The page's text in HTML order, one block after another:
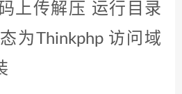
上传解压 运行目录
为Thinkphp 访问域